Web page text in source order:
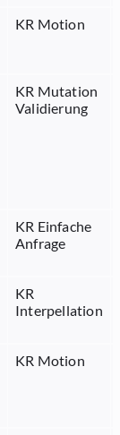
KR Motion
KR Mutation
Validierung
KR Einfache
Anfrage
KR
Interpellation
KR Motion